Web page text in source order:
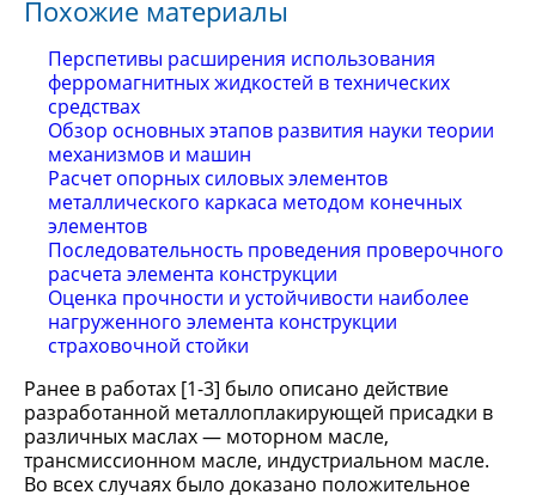
Похожие материалы
Перспетивы расширения использования
ферромагнитных жидкостей в технических
средствах
Обзор основных этапов развития науки теории
механизмов и машин
Расчет опорных силовых элементов
металлического каркаса методом конечных
элементов
Последовательность проведения проверочного
расчета элемента конструкции
Оценка прочности и устойчивости наиболее
нагруженного элемента конструкции
страховочной стойки
Ранее в работах [1-3] было описано действие
разработанной металлоплакирующей присадки в
различных маслах — моторном масле,
трансмиссионном масле, индустриальном масле.
Во всех случаях было доказано положительное